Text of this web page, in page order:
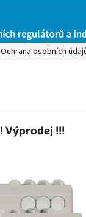
Ochrana osobních
Výprodej !!!